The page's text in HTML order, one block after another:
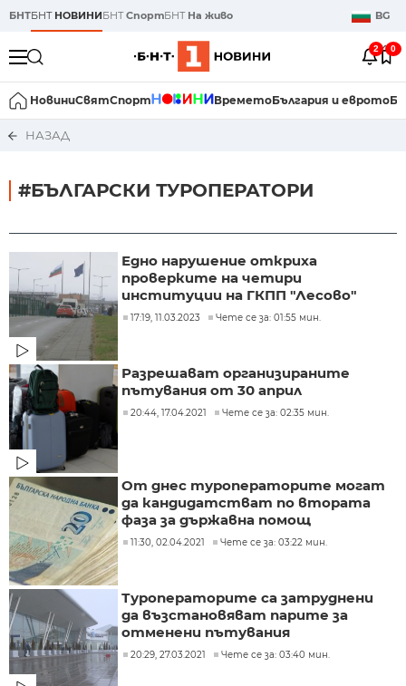
БНТБНТ НОВИНИБНТСпортБНТ На живо BG
2 0
НовиниСвятСпорт ВреметоБългария и еврото
НАЗАД
#БЪЛГАРСКИ ТУРОПЕРАТОРИ
Едно нарушение откриха
проверките на четири
институции на ГКПП "Лесово"
17:19, 11.03.2023 Чете се за: 01:55 мин.
Разрешават организираните
пътувания от 30 април
20:44, 17.04.2021 Чете се за: 02:35 мин.
От днес туроператорите могат
да кандидатстват по втората
фаза за държавна помощ
11:30, 02.04.2021 Чете се за: 03:22 мин.
Туроператорите са затруднени
да възстановяват парите за
отменени пътувания
20:29, 27.03.2021 Чете се за: 03:40 мин.